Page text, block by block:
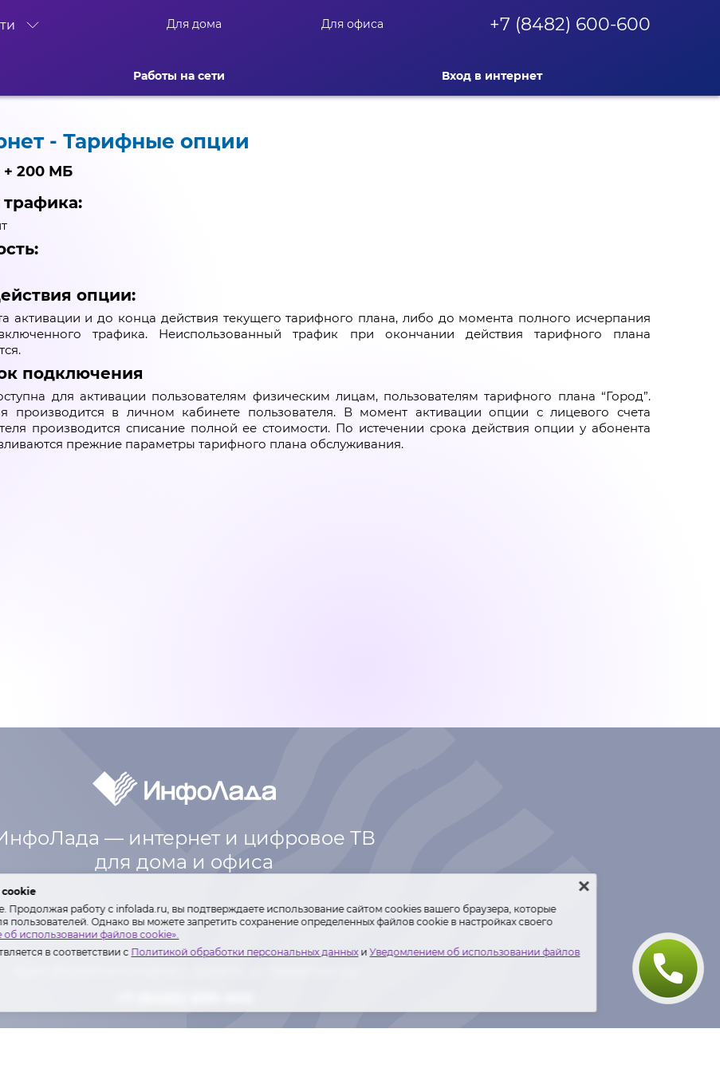
Для дома Для офиса +7 (8482) 600-600
Работы на сети Вход в интернет
- Тарифные опции
200 МБ
опции:
активации и до конца действия текущего тарифного плана, либо до момента полного исчерпания
трафика. Неиспользованный трафик при окончании действия тарифного плана
подключения
для активации пользователям физическим лицам, пользователям тарифного плана “Город”.
производится в личном кабинете пользователя. В момент активации опции с лицевого счета
производится списание полной ее стоимости. По истечении срока действия опции у абонента
прежние параметры тарифного плана обслуживания.
— интернет и цифровое ТВ
для дома и офиса
ИнтернетТелефонияОплатаКонтакты
cookie
работу с infolada.ru, вы подтверждаете использование сайтом сооkiеѕ вашего браузера, которые
пользователей. Однако вы можете запретить сохранение определенных файлов cookie в настройках своего
об использовании файлов cookie».
в соответствии с Политикой обработки персональных данныхиУведомлением об использовании файлов